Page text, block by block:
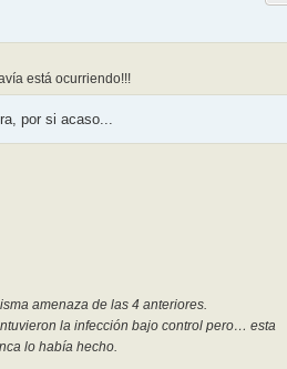
está ocurriendo!!!
por si acaso...
amenaza de las 4 anteriores.
la infección bajo control pero… esta
lo había hecho.